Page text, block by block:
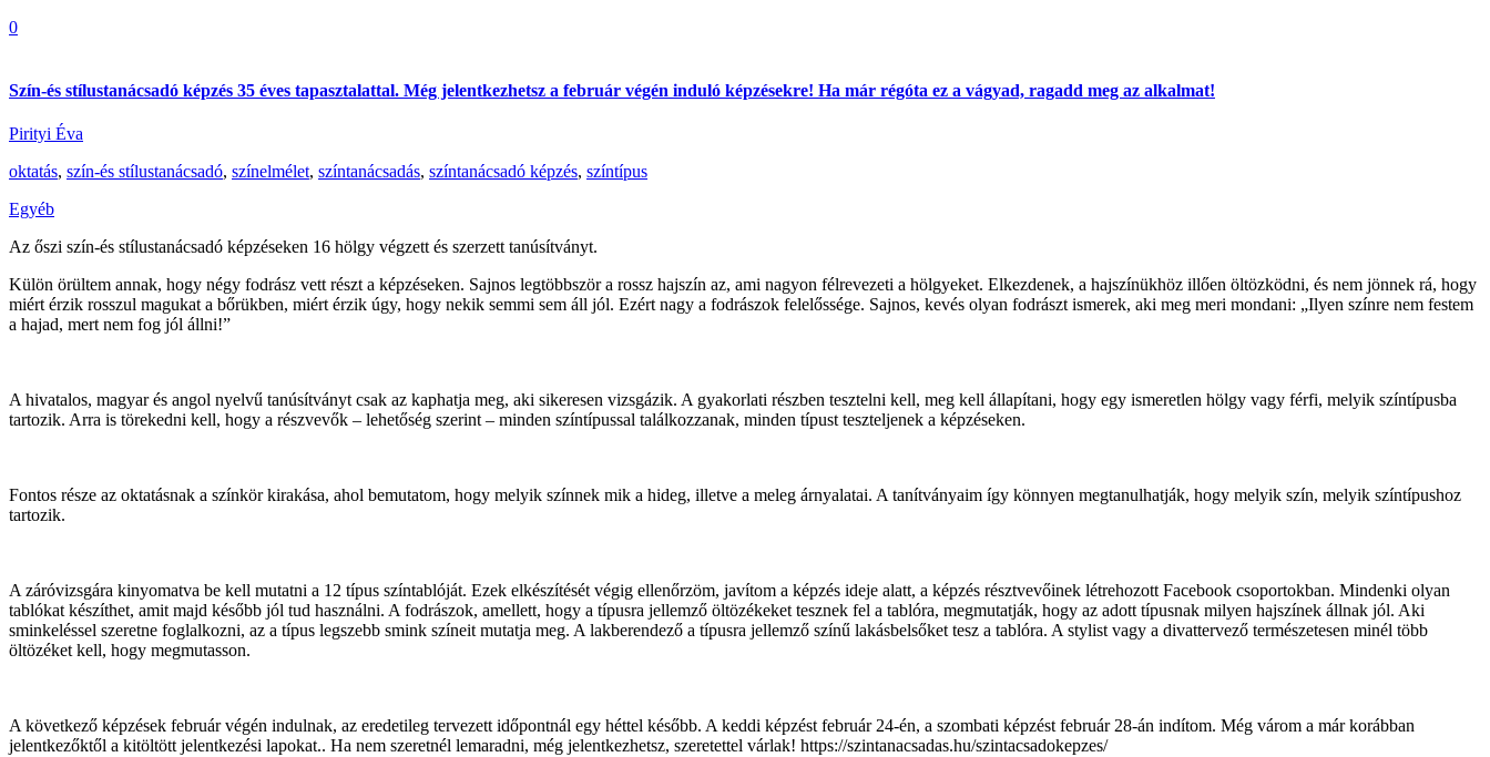
0
Szín-és stílustanácsadó képzés 35 éves tapasztalattal. Még jelentkezhetsz a február végén induló képzésekre! Ha már régóta ez a vágyad, ragadd meg az alkalmat!
Pirityi Éva
oktatás, szín-és stílustanácsadó, színelmélet, színtanácsadás, színtanácsadó képzés, színtípus
Egyéb
Az őszi szín-és stílustanácsadó képzéseken 16 hölgy végzett és szerzett tanúsítványt.
Külön örültem annak, hogy négy fodrász vett részt a képzéseken. Sajnos legtöbbször a rossz hajszín az, ami nagyon félrevezeti a hölgyeket. Elkezdenek, a hajszínükhöz illően öltözködni, és nem jönnek rá, hogy
miért érzik rosszul magukat a bőrükben, miért érzik úgy, hogy nekik semmi sem áll jól. Ezért nagy a fodrászok felelőssége. Sajnos, kevés olyan fodrászt ismerek, aki meg meri mondani: „Ilyen színre nem festem
a hajad, mert nem fog jól állni!”
A hivatalos, magyar és angol nyelvű tanúsítványt csak az kaphatja meg, aki sikeresen vizsgázik. A gyakorlati részben tesztelni kell, meg kell állapítani, hogy egy ismeretlen hölgy vagy férfi, melyik színtípusba
tartozik. Arra is törekedni kell, hogy a részvevők – lehetőség szerint – minden színtípussal találkozzanak, minden típust teszteljenek a képzéseken.
Fontos része az oktatásnak a színkör kirakása, ahol bemutatom, hogy melyik színnek mik a hideg, illetve a meleg árnyalatai. A tanítványaim így könnyen megtanulhatják, hogy melyik szín, melyik színtípushoz
tartozik.
A záróvizsgára kinyomatva be kell mutatni a 12 típus színtablóját. Ezek elkészítését végig ellenőrzöm, javítom a képzés ideje alatt, a képzés résztvevőinek létrehozott Facebook csoportokban. Mindenki olyan
tablókat készíthet, amit majd később jól tud használni. A fodrászok, amellett, hogy a típusra jellemző öltözékeket tesznek fel a tablóra, megmutatják, hogy az adott típusnak milyen hajszínek állnak jól. Aki
sminkeléssel szeretne foglalkozni, az a típus legszebb smink színeit mutatja meg. A lakberendező a típusra jellemző színű lakásbelsőket tesz a tablóra. A stylist vagy a divattervező természetesen minél több
öltözéket kell, hogy megmutasson.
A következő képzések február végén indulnak, az eredetileg tervezett időpontnál egy héttel később. A keddi képzést február 24-én, a szombati képzést február 28-án indítom. Még várom a már korábban
jelentkezőktől a kitöltött jelentkezési lapokat.. Ha nem szeretnél lemaradni, még jelentkezhetsz, szeretettel várlak! https://szintanacsadas.hu/szintacsadokepzes/